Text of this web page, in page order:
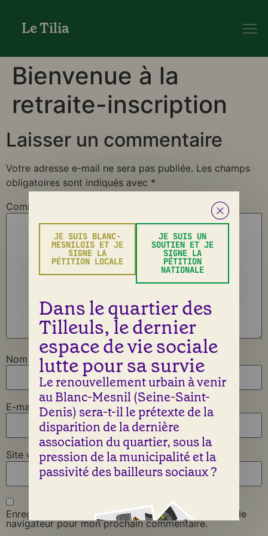
Le Tilia
Bienvenue à la
retraite-inscription
Laisser un commentaire
Votre adresse e-mail ne sera pas publiée. Les champs
obligatoires sont indiqués avec *
Commentaire
Nom
E-mail *
Site web
Enregistrer mon nom, mon e-mail et mon site dans le
navigateur pour mon prochain commentaire.
JE SUIS BLANC-
MESNILOIS ET JE
SIGNE LA
PÉTITION LOCALE
JE SUIS UN
SOUTIEN ET JE
SIGNE LA
PÉTITION
NATIONALE
Dans le quartier des
Tilleuls, le dernier
espace de vie sociale
lutte pour sa survie
Le renouvellement urbain à venir
au Blanc-Mesnil (Seine-Saint-
Denis) sera-t-il le prétexte de la
disparition de la dernière
association du quartier, sous la
pression de la municipalité et la
passivité des bailleurs sociaux ?